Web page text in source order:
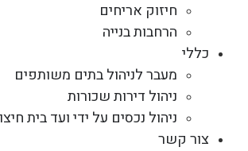
חיזוק אריחים
הרחבות בנייה
כללי
מעבר לניהול בתים משותפים
ניהול דירות שכורות
ניהול נכסים על ידי ועד בית
צור קשר